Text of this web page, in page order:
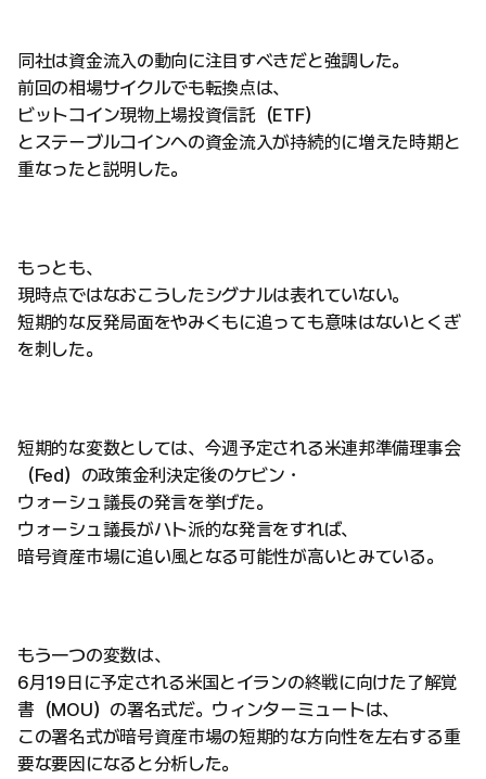
同社は資金流入の動向に注目すべきだと強調した。
前回の相場サイクルでも転換点は、
ビットコイン現物上場投資信託（ETF）
とステーブルコインへの資金流入が持続的に増えた時期と
重なったと説明した。
もっとも、
現時点ではなおこうしたシグナルは表れていない。
短期的な反発局面をやみくもに追っても意味はないとくぎ
を刺した。
短期的な変数としては、今週予定される米連邦準備理事会
（Fed）の政策金利決定後のケビン・
ウォーシュ議長の発言を挙げた。
ウォーシュ議長がハト派的な発言をすれば、
暗号資産市場に追い風となる可能性が高いとみている。
もう一つの変数は、
6月19日に予定される米国とイランの終戦に向けた了解覚
書（MOU）の署名式だ。ウィンターミュートは、
この署名式が暗号資産市場の短期的な方向性を左右する重
要な要因になると分析した。